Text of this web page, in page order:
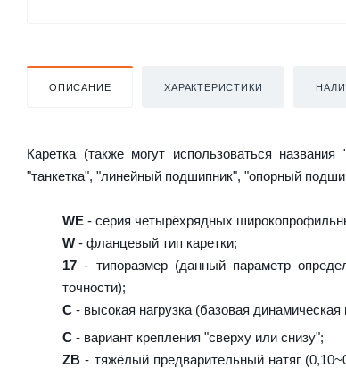
ОПИСАНИЕ ХАРАКТЕРИСТИКИ
Каретка (также могут использоваться
"танкетка", "линейный подшипник", "опорный
WE - серия четырёхрядных
W - фланцевый тип каретки;
17 - типоразмер (данный параметр
точности);
C - высокая нагрузка (базовая
C - вариант крепления "сверху или снизу";
ZB - тяжёлый предварительный натяг